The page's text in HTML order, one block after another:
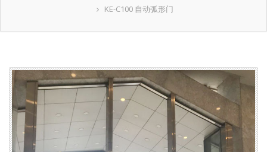
KE-C100 自动弧形门